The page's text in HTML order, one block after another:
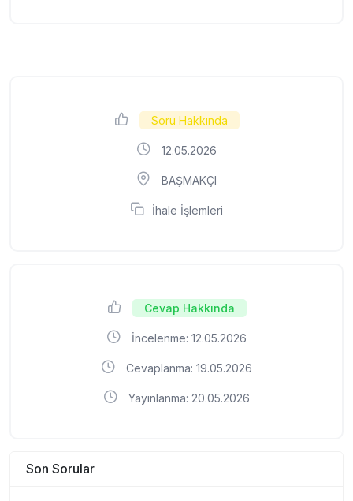
Soru Hakkında
12.05.2026
BAŞMAKÇI
İhale İşlemleri
Cevap Hakkında
İncelenme: 12.05.2026
Cevaplanma: 19.05.2026
Yayınlanma: 20.05.2026
Son Sorular